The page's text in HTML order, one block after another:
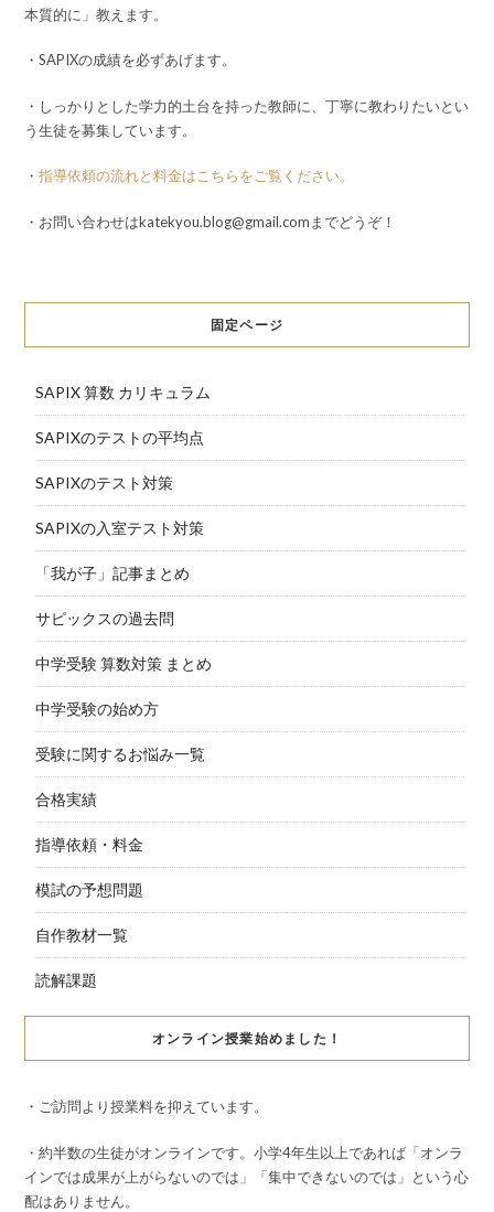
本質的に」教えます。
・SAPIXの成績を必ずあげます。
・しっかりとした学力的土台を持った教師に、丁寧に教わりたいとい
う生徒を募集しています。
・ 指導依頼の流れと料金はこちらをご覧ください。
・お問い合わせはkatekyou.blog@gmail.comまでどうぞ！
固定ページ
SAPIX 算数 カリキュラム
SAPIXのテストの平均点
SAPIXのテスト対策
SAPIXの入室テスト対策
「我が子」記事まとめ
サピックスの過去問
中学受験 算数対策 まとめ
中学受験の始め方
受験に関するお悩み一覧
合格実績
指導依頼・料金
模試の予想問題
自作教材一覧
読解課題
オンライン授業始めました！
・ご訪問より授業料を抑えています。
・約半数の生徒がオンラインです。小学4年生以上であれば「オンラ
インでは成果が上がらないのでは」「集中できないのでは」という心
配はありません。